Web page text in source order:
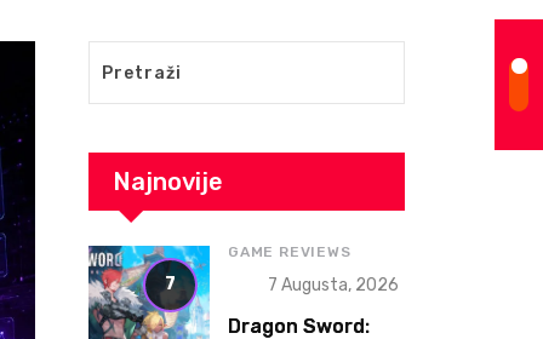
Najnovije
7
GAME REVIEWS
7 Augusta, 2026
Dragon Sword: